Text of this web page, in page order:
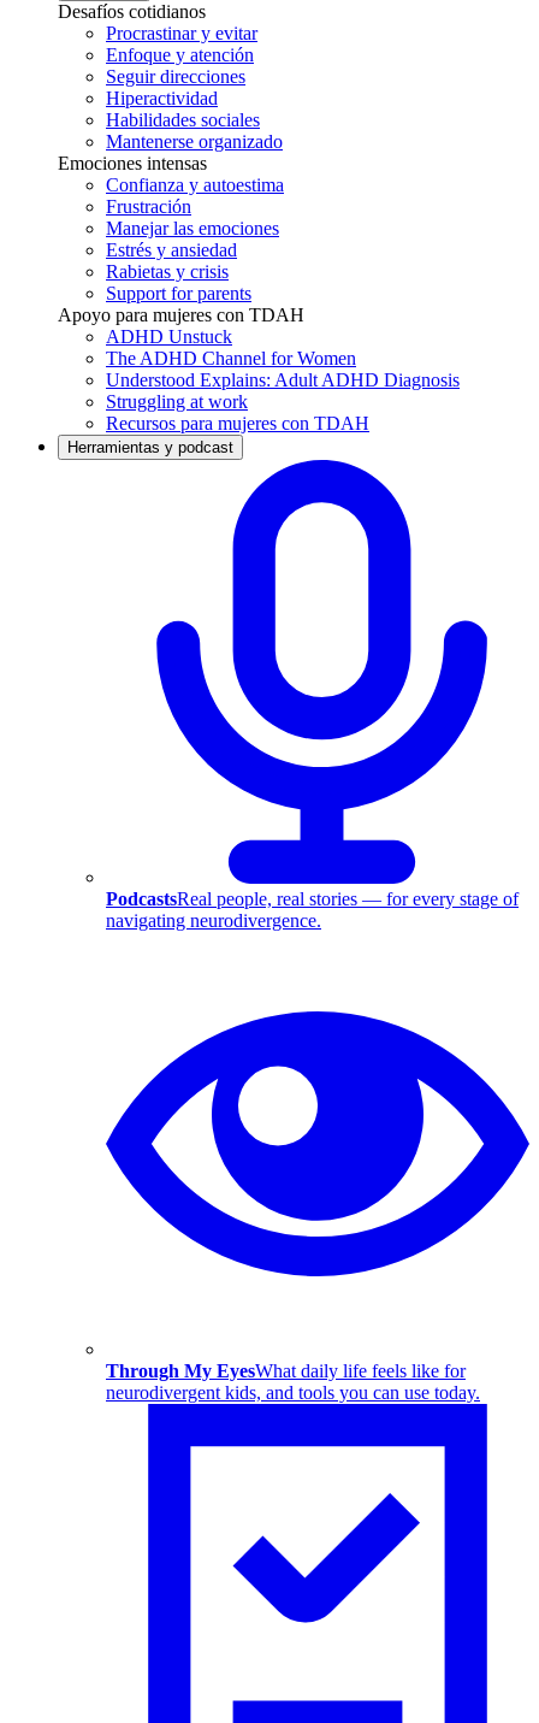
Desafíos cotidianos
Procrastinar y evitar
Enfoque y atención
Seguir direcciones
Hiperactividad
Habilidades sociales
Mantenerse organizado
Emociones intensas
Confianza y autoestima
Frustración
Manejar las emociones
Estrés y ansiedad
Rabietas y crisis
Support for parents
Apoyo para mujeres con TDAH
ADHD Unstuck
The ADHD Channel for Women
Understood Explains: Adult ADHD Diagnosis
Struggling at work
Recursos para mujeres con TDAH
Herramientas y podcast
PodcastsReal people, real stories — for every stage of
navigating neurodivergence.
Through My EyesWhat daily life feels like for
neurodivergent kids, and tools you can use today.